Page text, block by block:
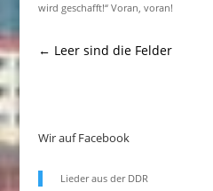
wird geschafft!“ Voran, voran!
← Leer sind die Felder
Wir auf Facebook
Lieder aus der DDR